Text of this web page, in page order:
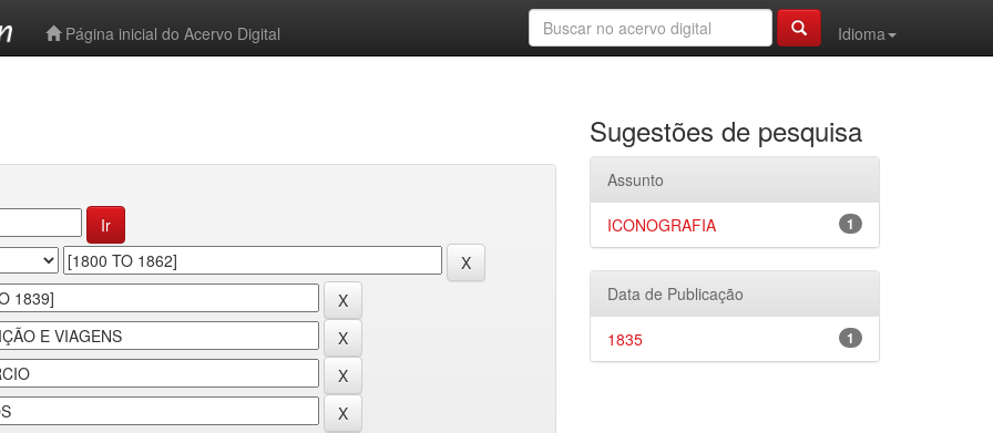
Página inicial do Acervo Digital
Idioma
Sugestões de pesquisa
Assunto
1
ICONOGRAFIA
Data de Publicação
1
1835